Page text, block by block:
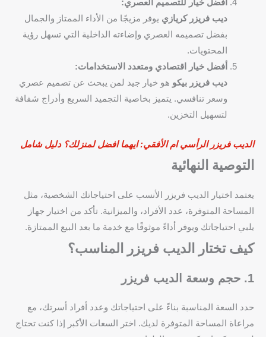
أفضل خيار للتصميم العصري:
ديب فريزر كريازي يوفر مزيجًا من الأداء الممتاز والجمال
بفضل تصميمه العصري وإضاءته الداخلية التي تسهل رؤية
المحتويات.
أفضل خيار اقتصادي ومتعدد الاستخدامات:
ديب فريزر بيكو هو خيار جيد لمن يبحث عن تصميم عصري
وسعر تنافسي. يتميز بخاصية التجميد السريع وأدراج شفافة
لتسهيل التخزين.
الديب فريزر الرأسي ام الأفقي: ايهما افضل لمنزلك؟ دليل شامل
التوصية النهائية
يعتمد اختيار الديب فريزر الأنسب على احتياجاتك الشخصية، مثل
المساحة المتوفرة، عدد الأفراد، والميزانية. تأكد من اختيار جهاز
يلبي احتياجاتك ويوفر أداءً موثوقًا مع خدمة ما بعد البيع الممتازة.
كيف تختار الديب فريزر المناسب؟
1. حجم وسعة الديب فريزر
حدد السعة المناسبة بناءً على احتياجاتك وعدد أفراد أسرتك، مع
مراعاة المساحة المتوفرة لديك. اختر السعات الأكبر إذا كنت تحتاج